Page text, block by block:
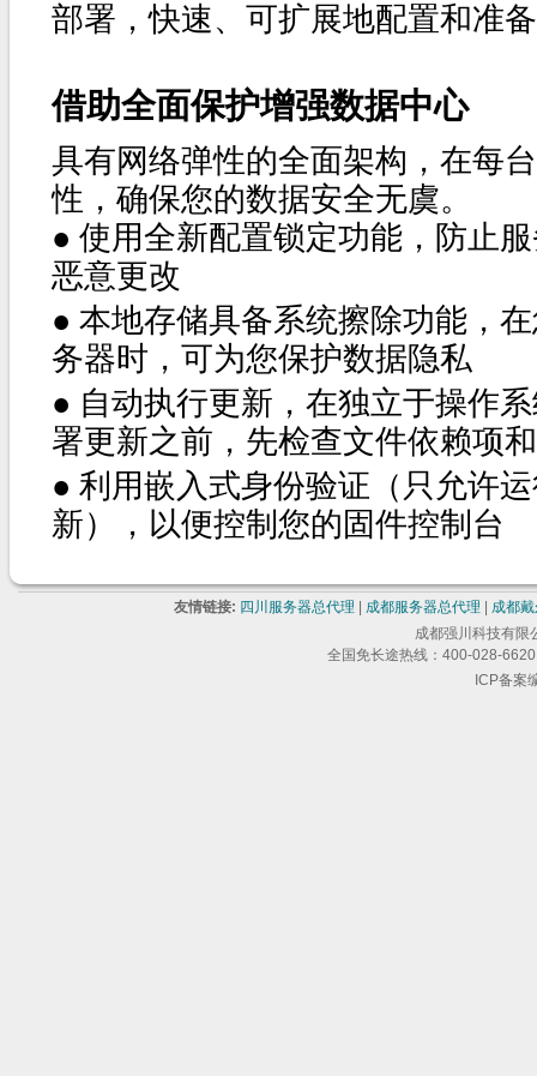
部署，快速、可扩展地配置和准
借助全面保护增强数据中心
具有网络弹性的全面架构，在每
性，确保您的数据安全无虞。
● 使用全新配置锁定功能，防止
恶意更改
● 本地存储具备系统擦除功能，
务器时，可为您保护数据隐私
● 自动执行更新，在独立于操作
署更新之前，先检查文件依赖项
● 利用嵌入式身份验证（只允许
新），以便控制您的固件控制台
友情链接: 四川服务器总代理 成都服务器总代理
成都
成都强川科技有限
全国免长途热线：400-028-
ICP备案